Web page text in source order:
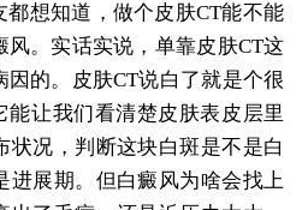
想知道，做个皮肤CT能不能
。实话实说，单靠皮肤CT这
的。皮肤CT说白了就是个很
让我们看清楚皮肤表皮层里
状况，判断这块白斑是不是白
进展期。但白癜风为啥会找上